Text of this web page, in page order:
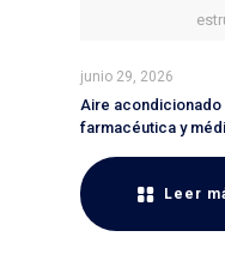
junio 29, 2026
Aire acondicionado
farmacéutica y
Leer